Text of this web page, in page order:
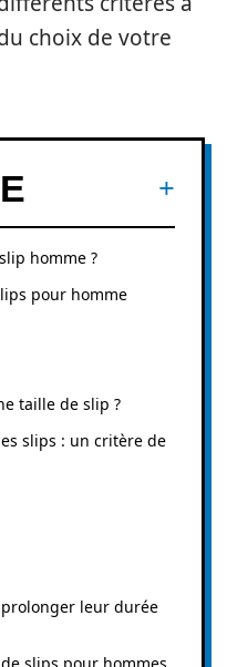
choix de votre
homme ?
pour homme
taille de slip ?
slips : un critère de
leur durée
slips pour hommes